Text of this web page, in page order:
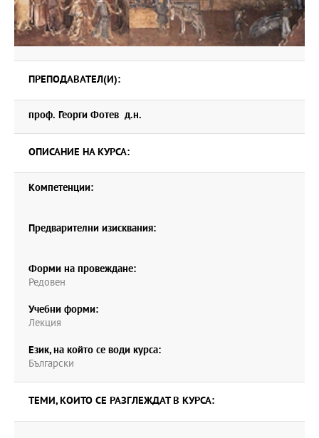
ПРЕПОДАВАТЕЛ(И):
проф. Георги Фотев д.н.
ОПИСАНИЕ НА КУРСА:
Компетенции:
Предварителни изисквания:
Форми на провеждане:
Редовен
Учебни форми:
Лекция
Език, на който се води курса:
Български
ТЕМИ, КОИТО СЕ РАЗГЛЕЖДАТ В КУРСА: